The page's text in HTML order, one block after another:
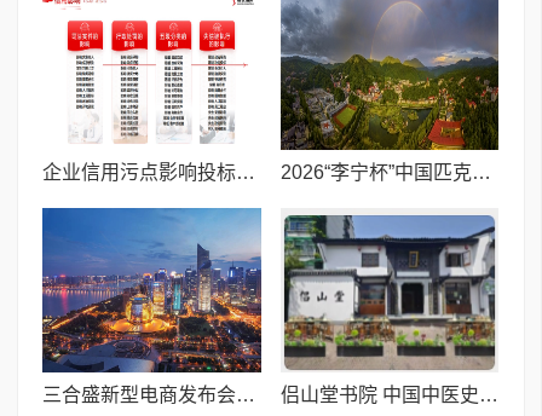
企业信用污点影响投标融资怎么办?君优信用专业修复服务为您解忧 2026“李宁杯”中国匹克球巡回赛-井冈山站（CPC-1000）报名开启！
三合盛新型电商发布会启幕:重构“人货场”,让消费创造价值 侣山堂书院 中国中医史上首个书院式教育机构